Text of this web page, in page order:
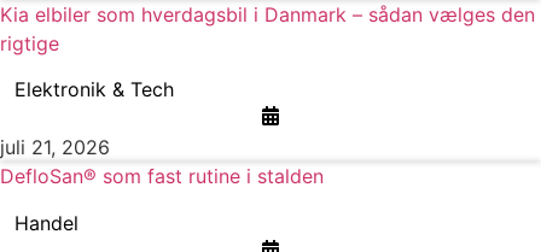
Kia elbiler som hverdagsbil i Danmark – sådan vælges den
rigtige
Elektronik & Tech
juli 21, 2026
DefloSan® som fast rutine i stalden
Handel